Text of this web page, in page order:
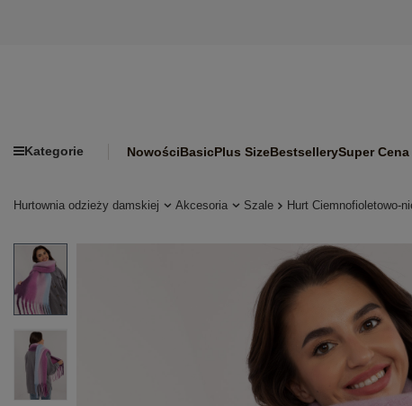
Kategorie NowościBasicPlus SizeBestsellerySuper Cena
Hurtownia odzieży damskiej Akcesoria Szale Hurt Ciemnofioletowo-